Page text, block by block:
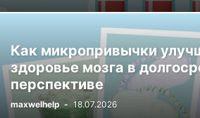
Как микропривычки
здоровье мозга в
перспективе
maxwelhelp - 18.07.2026